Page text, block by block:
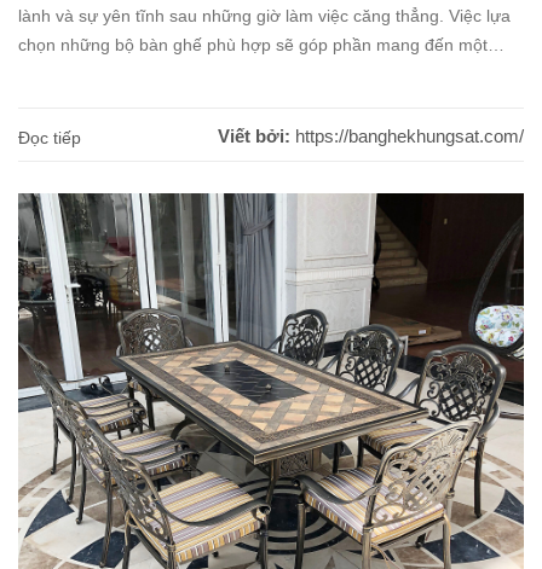
lành và sự yên tĩnh sau những giờ làm việc căng thẳng. Việc lựa
chọn những bộ bàn ghế phù hợp sẽ góp phần mang đến một
Đọc tiếp
Viết bởi: https://banghekhungsat.com/